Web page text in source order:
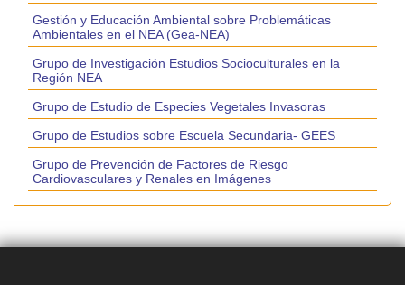
Gestión y Educación Ambiental sobre Problemáticas
Ambientales en el NEA (Gea-NEA)
Grupo de Investigación Estudios Socioculturales en la
Región NEA
Grupo de Estudio de Especies Vegetales Invasoras
Grupo de Estudios sobre Escuela Secundaria- GEES
Grupo de Prevención de Factores de Riesgo
Cardiovasculares y Renales en Imágenes